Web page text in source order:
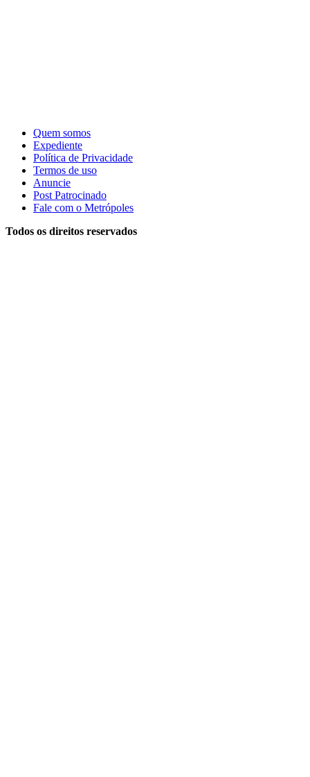
Quem somos
Expediente
Política de Privacidade
Termos de uso
Anuncie
Post Patrocinado
Fale com o Metrópoles
Todos os direitos reservados